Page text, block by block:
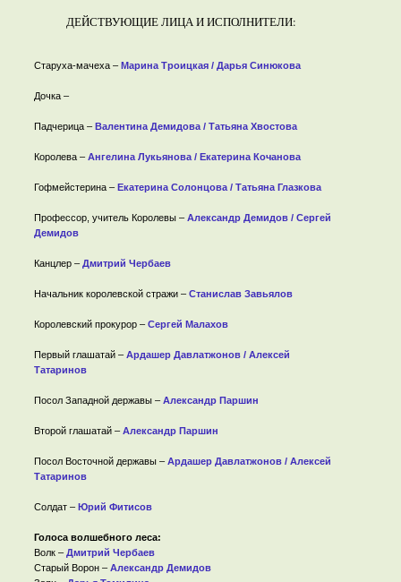
ДЕЙСТВУЮЩИЕ ЛИЦА И ИСПОЛНИТЕЛИ:
Старуха-мачеха – Марина Троицкая / Дарья Синюкова
Дочка –
Падчерица – Валентина Демидова / Татьяна Хвостова
Королева – Ангелина Лукьянова / Екатерина Кочанова
Гофмейстерина – Екатерина Солонцова / Татьяна Глазкова
Профессор, учитель Королевы – Александр Демидов / Сергей
Демидов
Канцлер – Дмитрий Чербаев
Начальник королевской стражи – Станислав Завьялов
Королевский прокурор – Сергей Малахов
Первый глашатай – Ардашер Давлатжонов / Алексей
Татаринов
Посол Западной державы – Александр Паршин
Второй глашатай – Александр Паршин
Посол Восточной державы – Ардашер Давлатжонов / Алексей
Татаринов
Солдат – Юрий Фитисов
Голоса волшебного леса:
Волк – Дмитрий Чербаев
Старый Ворон – Александр Демидов